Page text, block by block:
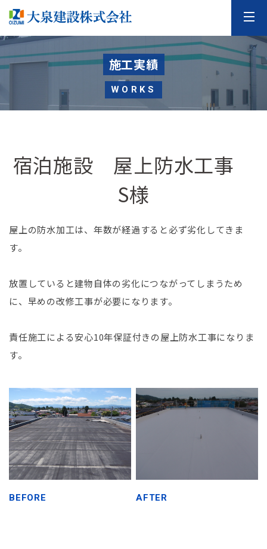
施工実績
WORKS
宿泊施設 屋上防水工事
S様
屋上の防水加工は、年数が経過すると必ず劣化してきま
す。
放置していると建物自体の劣化につながってしまうため
に、早めの改修工事が必要になります。
責任施工による安心10年保証付きの屋上防水工事になりま
す。
BEFORE AFTER